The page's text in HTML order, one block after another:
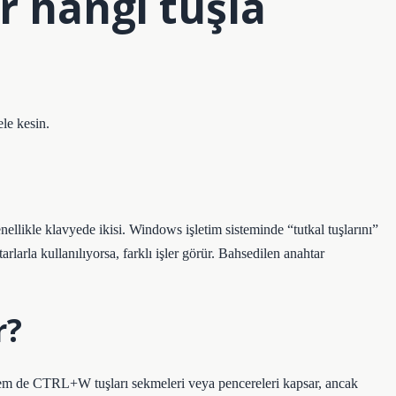
kesin.
klavyede ikisi. Windows işletim sisteminde “tutkal tuşlarını”
kullanılıyorsa, farklı işler görür. Bahsedilen anahtar
CTRL+W tuşları sekmeleri veya pencereleri kapsar, ancak